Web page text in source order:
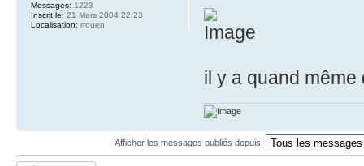
il y a quand
Messages: 1223
Inscrit le: 21 Mars 2004 22:23
Localisation: rrouen
Afficher les messages publiés depuis: